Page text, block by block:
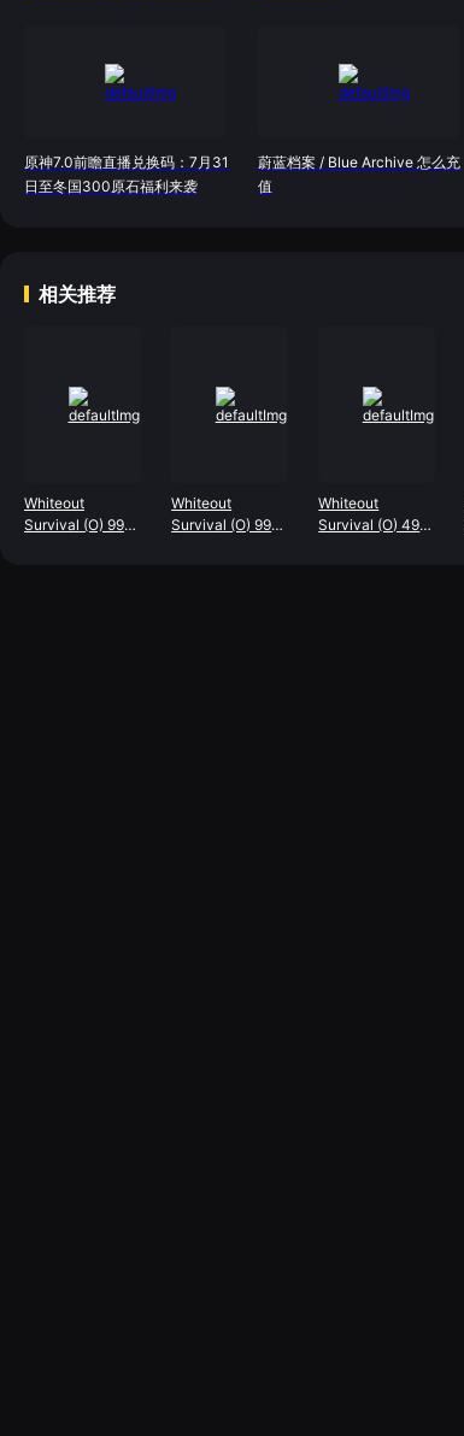
原神7.0前瞻直播兑换码：7月31
日至冬国300原石福利来袭
蔚蓝档案 / Blue Archive 怎么充
值
相关推荐
Whiteout
Survival (O) 99
Whiteout
Survival (O) 9999
Whiteout
Survival (O) 499